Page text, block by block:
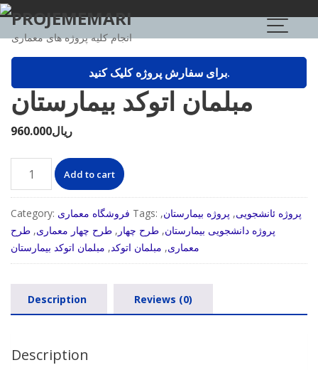
Skip
content
PROJEMEMARI
انجام کلیه پروژه های معماری
برای سفارش پروژه کلیک کنید.
مبلمان اتوکد بیمارستان
ریال960.000
بیمارستان
quantity
Add to cart
Category: فروشگاه معماری Tags: پروژه ئانشجویی, پروژه بیمارستان,
پروژه دانشجویی بیمارستان, طرح چهار , طرح چهار معماری, طرح
معماری, مبلمان اتوکد, مبلمان اتوکد بیمارستان
Description Reviews (0)
Description